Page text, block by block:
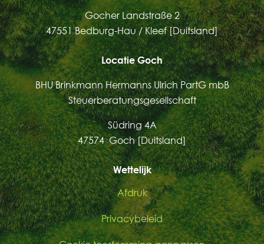
Gocher Landstraße 2
47551 Bedburg-Hau / Kleef [Duitsland]
Locatie Goch
BHU Brinkmann Hermanns Ulrich PartG mbB
Steuerberatungsgesellschaft
Südring 4A
47574 Goch [Duitsland]
Wettelijk
Afdruk
Privacybeleid